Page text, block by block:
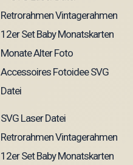
SVG Laser Datei
Retrorahmen Vintagerahmen
12er Set Baby Monatskarten